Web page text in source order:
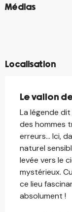
Médias
©
©
Localisation
Le vallon
La légende
des hommes
erreurs… Ici,
naturel
levée vers le
mystérieux.
ce lieu
absolument !